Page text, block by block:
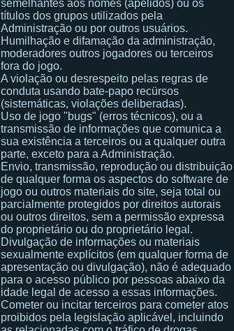
semelhantes aos nomes (apelidos) ou os
títulos dos grupos utilizados pela
Administração ou por outros usuários.
Humilhação e difamação da administração,
moderadores outros jogadores ou terceiros
fora do jogo.
A violação ou desrespeito pelas regras de
conduta usando bate-papo recürsos
(sistemáticas, violações deliberadas).
Uso de jogo "bugs" (erros técnicos), ou a
transmissão de informações que comunica a
sua existência a terceiros ou a qualquer outra
parte, exceto para a Administração.
Envio, transmissão, reprodução ou distribuição
de qualquer forma os aspectos do software de
jogo ou outros materiais do site, seja total ou
parcialmente protegidos por direitos autorais
ou outros direitos, sem a permissão expressa
do proprietário ou do proprietário legal.
Divulgação de informações ou materiais
sexualmente explícitos (em qualquer forma de
apresentação ou divulgação), não é adequado
para o acesso público por pessoas abaixo da
idade legal de acesso a essas informações.
Cometer ou incitar terceiros para cometer atos
proibidos pela legislação aplicável, incluindo